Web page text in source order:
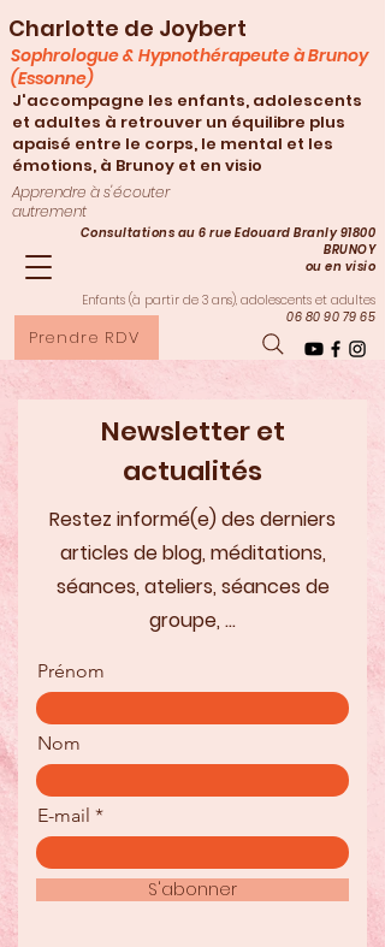
Charlotte de Joybert
Consultations au 6 rue Edouard Branly 91800
BRUNOY
ou en visio
Enfants (à partir de 3 ans), adolescents et adultes
06 80 90 79 65
Apprendre à s'écouter
autrement
Prendre RDV
Sophrologue & Hypnothérapeute à Brunoy
(Essonne)
J'accompagne les enfants, adolescents
et adultes à retrouver un équilibre plus
apaisé entre le corps, le mental et les
émotions, à Brunoy et en visio
Newsletter et
actualités
Restez informé(e) des derniers
articles de blog, méditations,
séances, ateliers, séances de
groupe, ...
Prénom
Nom
E-mail
S'abonner